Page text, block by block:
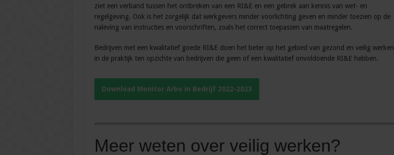
ziet een verband tussen het ontbreken van een RI&E en een gebrek aan kennis van wet- en
regelgeving. Ook is het zorgelijk dat werkgevers minder voorlichting geven en minder toezien op de
naleving van instructies en voorschriften, zoals het correct toepassen van maatregelen.
Bedrijven met een kwalitatief goede RI&E doen het beter op het gebied van gezond en veilig werken
in de praktijk ten opzichte van bedrijven die geen of een kwalitatief onvoldoende RI&E hebben.
Download Monitor Arbo in Bedrijf 2022-2023
Meer weten over veilig werken?